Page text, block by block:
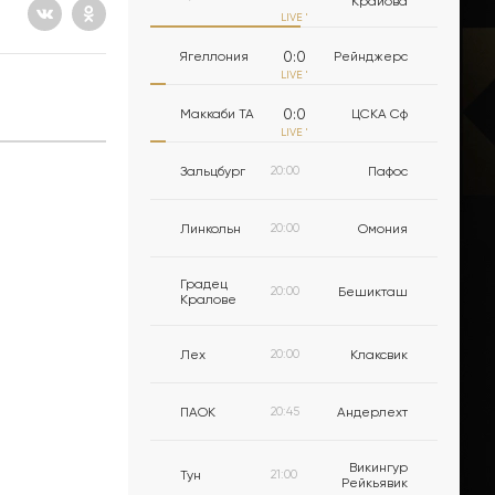
LIVE '
Ягеллония 0:0 Рейнджерс
LIVE '
Маккаби ТА 0:0 ЦСКА Сф
LIVE '
Зальцбург 20:00 Пафос
Линкольн 20:00 Омония
Градец
Кралове
20:00 Бешикташ
Лех 20:00 Клаксвик
ПАОК 20:45 Андерлехт
Тун 21:00
Викингур
Рейкьявик